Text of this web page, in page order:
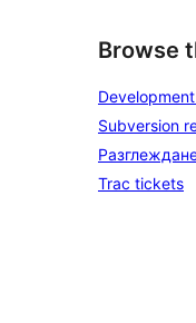
Browse
Subversion
Trac tickets